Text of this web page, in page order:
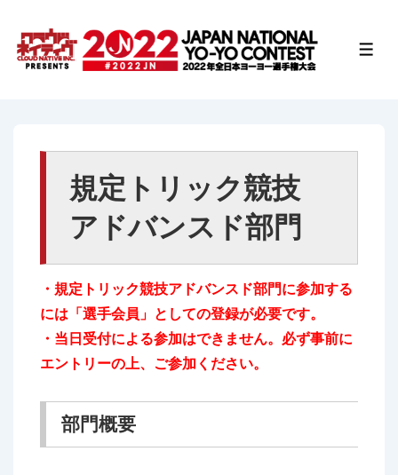
メ
規定トリック競技
アドバンスド部門
・ 規定トリック競技アドバンスド部門に参加する
には「選手会員」としての登録が必要です。
・当日受付による参加はできません。必ず事前に
エントリーの上、ご参加ください。
部門概要